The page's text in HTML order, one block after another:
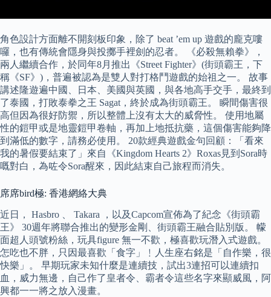
角色設計方面離不開刻板印象，除了 beat ’em up 遊戲的龐克嘍
囉，也有傳統會隱身與投擲手裡劍的忍者。 《必殺無賴拳》，
兩人繼續合作，於同年8月推出《Street Fighter》(街頭霸王，下
稱《SF》)，普遍被認為是雙人對打格鬥遊戲的始祖之一。 故事
講述隆遊遍中國、日本、美國與英國，與各地高手交手，最終到
了泰國，打敗泰拳之王 Sagat，終於成為街頭霸王。 瞬間傷害很
高但因為很好防禦，所以整體上沒有太大的威脅性。 使用地屬
性的鎧甲或是地靈鎧甲卷軸，再加上地抵抗藥，這個傷害能夠降
到滿低的數字，請務必使用。 20款經典遊戲金句回顧：「看來
我的暑假要結束了」來自《Kingdom Hearts 2》Roxas見到Sora時
嘅對白，為咗令Sora醒來，因此結束自己旅程而消失。
席席bird極: 香港網絡大典
近日， Hasbro 、 Takara ，以及Capcom宣佈為了紀念《街頭霸
王》 30週年將聯合推出的變形金剛、街頭霸王融合貼別版。 幪
面超人頭號粉絲，玩具figure 無一不歡，極喜歡玩潛入式遊戲。
怎吃也不胖，只因最喜歡「食字」﹗人生座右銘是「自作樂，很
快樂」。 早期玩家未知什麼是連續技，試出3連招可以連續扣
血，威力無邊，自己作了皇者令、霸者令這些名字來顯威風，阿
興都一一將之放入漫畫。